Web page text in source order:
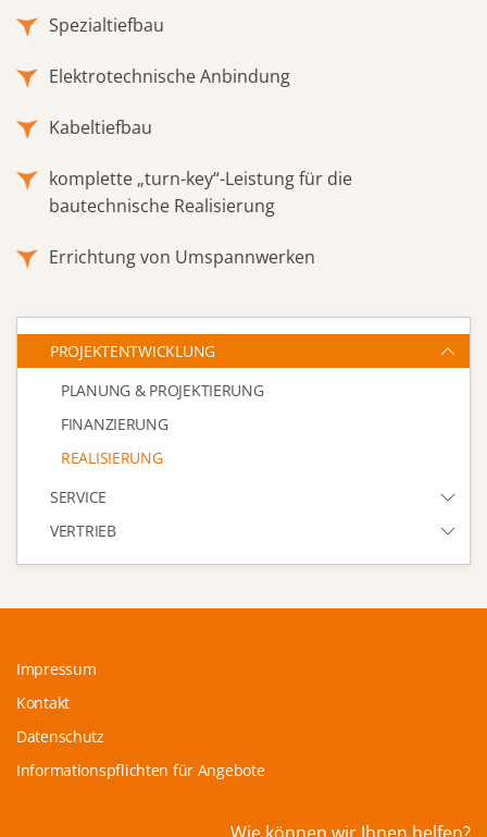
Spezialtiefbau
Elektrotechnische Anbindung
Kabeltiefbau
komplette „turn-key“-Leistung für die
bautechnische Realisierung
Errichtung von Umspannwerken
PROJEKTENTWICKLUNG
PLANUNG & PROJEKTIERUNG
FINANZIERUNG
REALISIERUNG
SERVICE
VERTRIEB
Impressum
Kontakt
Datenschutz
Informationspflichten für Angebote